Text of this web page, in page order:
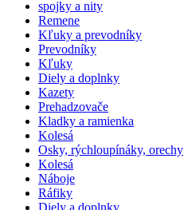
spojky a nity
Remene
Kľuky a prevodníky
Prevodníky
Kľuky
Diely a doplnky
Kazety
Prehadzovače
Kladky a ramienka
Kolesá
Osky, rýchloupínáky, orechy
Kolesá
Náboje
Ráfiky
Diely a doplnky